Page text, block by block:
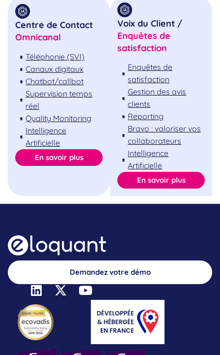
Centre de Contact
Omnicanal
Téléphonie (SVI)
Canaux digitaux
Chatbot/callbot
Supervision temps
réel
Quality Monitoring
Intelligence
Artificielle
En savoir plus
Voix du Client /
Enquêtes de
satisfaction
Enquêtes de
satisfaction
Gestion des avis
clients
Reporting
Bravo : valoriser vos
collaborateurs
Intelligence
Artificielle
En savoir plus
Demandez votre démo